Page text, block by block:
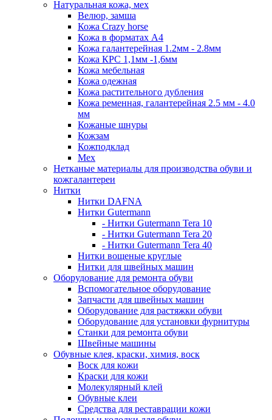
Натуральная кожа, мех
Велюр, замша
Кожа Crazy horse
Кожа в форматах А4
Кожа галантерейная 1.2мм - 2.8мм
Кожа КРС 1,1мм -1,6мм
Кожа мебельная
Кожа одежная
Кожа растительного дубления
Кожа ременная, галантерейная 2.5 мм - 4.0
мм
Кожаные шнуры
Кожзам
Кожподклад
Мех
Нетканые материалы для производства обуви и
кожгалантереи
Нитки
Нитки DAFNA
Нитки Gutermann
- Нитки Gutermann Tera 10
- Нитки Gutermann Tera 20
- Нитки Gutermann Tera 40
Нитки вощеные круглые
Нитки для швейных машин
Оборудование для ремонта обуви
Вспомогательное оборудование
Запчасти для швейных машин
Оборудование для растяжки обуви
Оборудование для установки фурнитуры
Станки для ремонта обуви
Швейные машины
Обувные клея, краски, химия, воск
Воск для кожи
Краски для кожи
Молекулярный клей
Обувные клеи
Средства для реставрации кожи